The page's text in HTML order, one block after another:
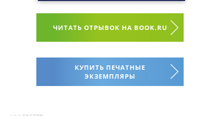
ЧИТАТЬ ОТРЫВОК НА BOOK.RU
КУПИТЬ ПЕЧАТНЫЕ
ЭКЗЕМПЛЯРЫ